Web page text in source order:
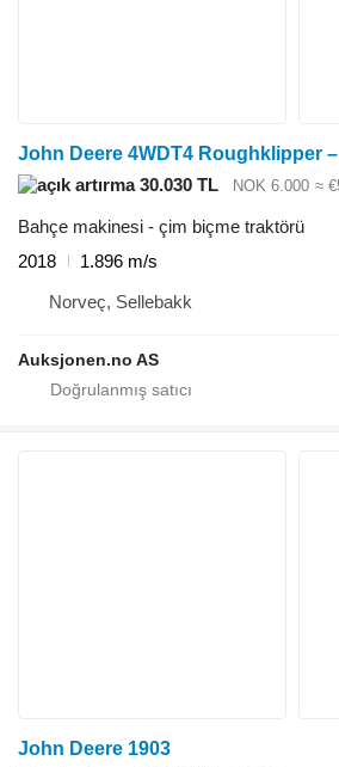
John Deere 4WDT4 Roughklipper
30.030 TL
NOK 6.000 ≈
Bahçe makinesi - çim biçme traktörü
2018
1.896 m/s
Norveç, Sellebakk
Auksjonen.no AS
John Deere 1903